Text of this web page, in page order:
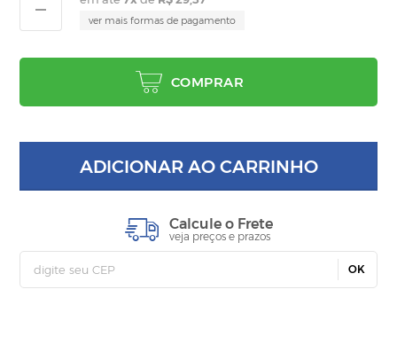
ver mais formas de pagamento
COMPRAR
ADICIONAR AO CARRINHO
Calcule o Frete
veja preços e prazos
OK